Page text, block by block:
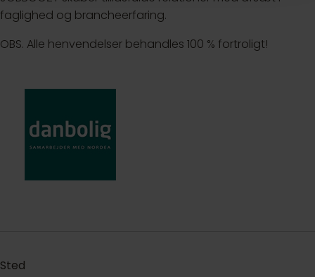
faglighed og brancheerfaring.
OBS. Alle henvendelser behandles 100 % fortroligt!
Sted